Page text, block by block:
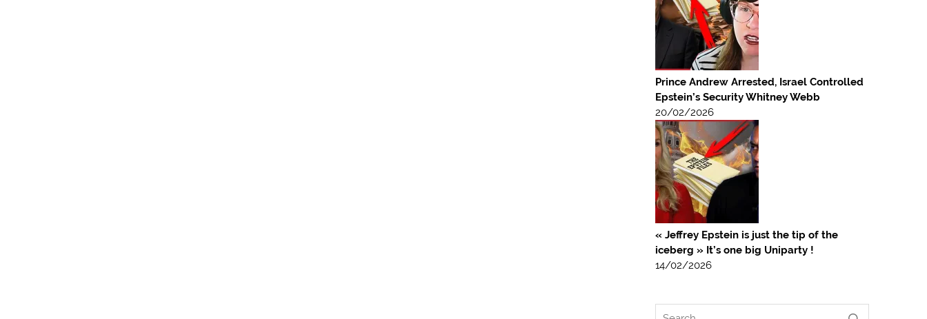
Prince Andrew Arrested, Israel Controlled
Epstein’s Security Whitney Webb
20/02/2026
« Jeffrey Epstein is just the tip of the
iceberg » It’s one big Uniparty !
14/02/2026